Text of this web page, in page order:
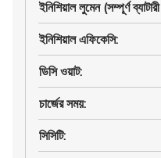
ইনিশিয়াল লুমেন (সম্পূর্ণ ব্যাটারী
ইনিশিয়াল এফিকেসি:
ডিসি ওয়াট:
চার্জের সময়:
সিসিটি: